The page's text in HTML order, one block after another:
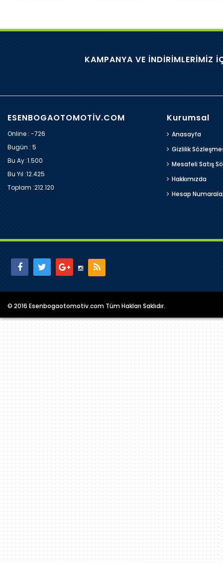
KAMPANYA VE İNDİRİMLERİMİZ
ESENBOGAOTOMOTİV.COM
Online : -726
Bugün :5
Bu Ay :1.500
Bu Yıl :12.425
Toplam :212.120
Kurumsal
Anasayfa
Gizlilik
Mesafeli Satış
Hakkımızda
Hesap
© 2016 Esenbogaotomotiv.com Tüm Hakları Saklıdır.